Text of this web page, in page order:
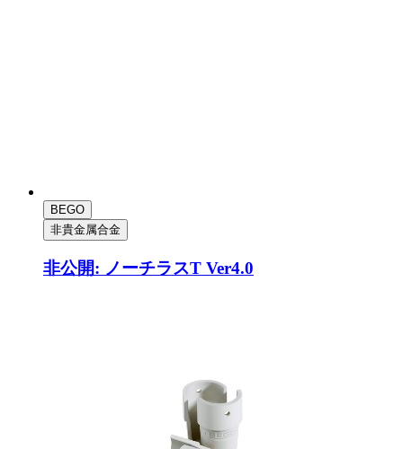
BEGO
非貴金属合金
非公開: ノーチラスT Ver4.0